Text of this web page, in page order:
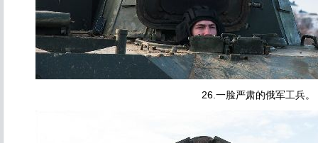
26.一脸严肃的俄军工兵。